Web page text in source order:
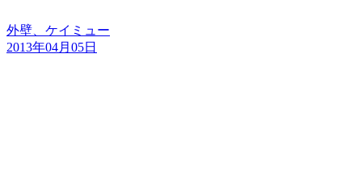
外壁、ケイミュー
2013年04月05日